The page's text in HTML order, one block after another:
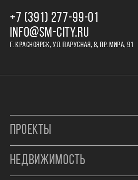
+7 (391) 277‒99‒01
INFO@SM-CITY.RU
Г. КРАСНОЯРСК, УЛ. ПАРУСНАЯ, 8, ПР. МИРА, 91
ПРОЕКТЫ
НЕДВИЖИМОСТЬ